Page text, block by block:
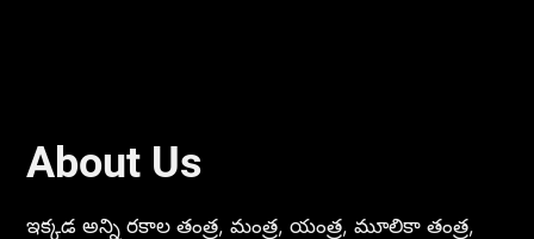
About Us
ఇక్కడ అన్ని రకాల తంత్ర, మంత్ర, యంత్ర, మూలికా తంత్ర,